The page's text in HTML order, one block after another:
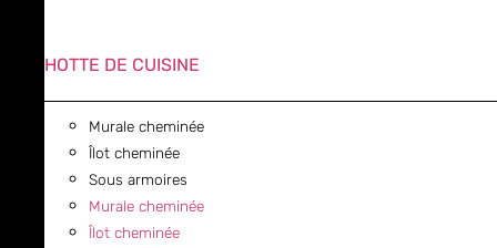
HOTTE DE CUISINE
Murale cheminée
Îlot cheminée
Sous armoires
Murale cheminée
Îlot cheminée